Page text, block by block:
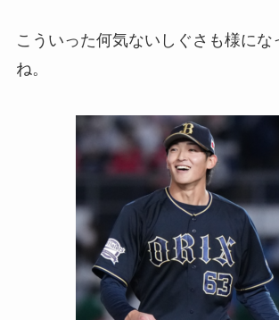
こういった何気ないしぐさも様にな
ね。